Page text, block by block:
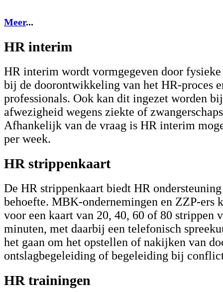
Meer...
HR interim
HR interim wordt vormgegeven door fysieke
bij de doorontwikkeling van het HR-proces
professionals. Ook kan dit ingezet worden
afwezigheid wegens ziekte of
Afhankelijk van de vraag is HR interim
per week.
HR strippenkaart
De HR strippenkaart biedt HR
behoefte. MBK-ondernemingen en ZZP-ers
voor een kaart van 20, 40, 60 of 80 strippen
minuten, met daarbij een telefonisch
het gaan om het opstellen of nakijken van
ontslagbegeleiding of begeleiding bij
HR trainingen